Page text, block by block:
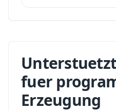
fuer
Erzeugung